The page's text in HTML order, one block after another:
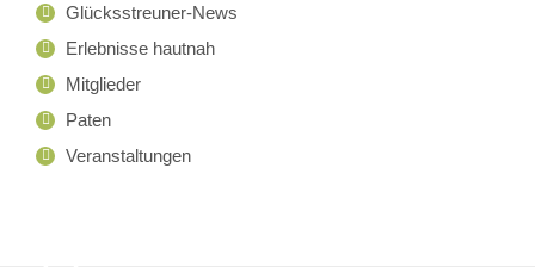
Glücksstreuner-News
Erlebnisse hautnah
Mitglieder
Paten
Veranstaltungen